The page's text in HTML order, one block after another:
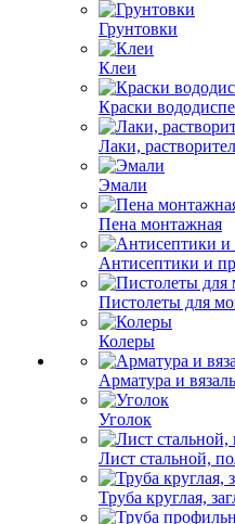
Грунтовки
Клеи
Краски
Лаки,
Эмали
Пена монтажная
Антисептики и
Пистолеты для
Колеры
Арматура и
Уголок
Лист стальной,
Труба круглая,